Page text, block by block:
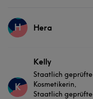
H Hera
Services
Nägel
K
Kelly
Staatlich geprüfte
Kosmetikerin,
Staatlich geprüfte